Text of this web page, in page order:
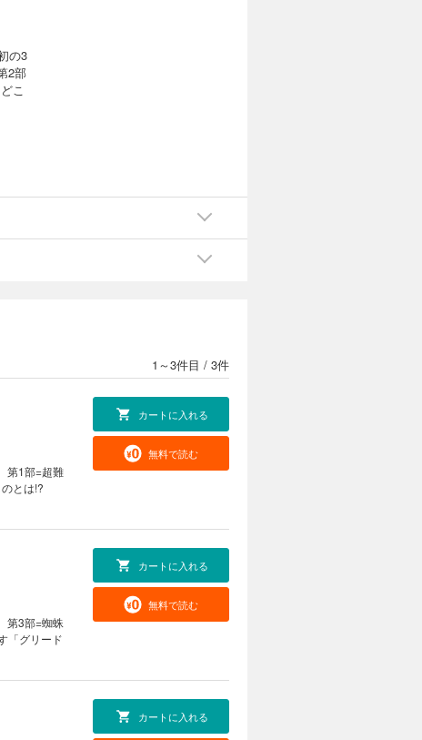
の3
2部
こ
1～3件目 / 3件
第1部=超難
とは!?
カートに入れる
無料で読む
第3部=蜘蛛
「グリード
カートに入れる
無料で読む
カートに入れる